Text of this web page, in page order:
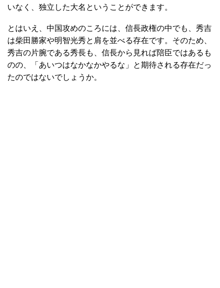
いなく、独立した大名ということができます。
とはいえ、中国攻めのころには、信長政権の中でも、秀吉
は柴田勝家や明智光秀と肩を並べる存在です。そのため、
秀吉の片腕である秀長も、信長から見れば陪臣ではあるも
のの、「あいつはなかなかやるな」と期待される存在だっ
たのではないでしょうか。